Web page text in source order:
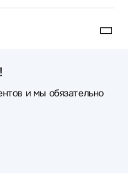
и мы обязательно